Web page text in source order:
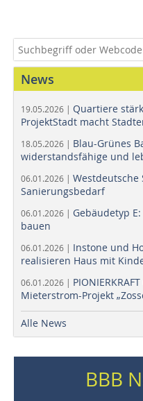
News
19.05.2026 | Quartiere
ProjektStadt macht
18.05.2026 | Blau-Grünes
widerstandsfähige und
06.01.2026 | Westdeutsche
Sanierungsbedarf
06.01.2026 | Gebäudetyp
bauen
06.01.2026 | Instone und
realisieren Haus mit
06.01.2026 |
Mieterstrom-Projekt
Alle News
BBB